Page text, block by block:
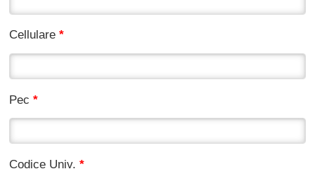
Cellulare*
Pec*
Codice Univ.*